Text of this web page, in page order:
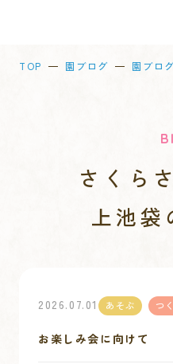
TOP 園ブログ 園ブロ
さくら
上池袋
2026.07.01 あそぶ つ
お楽しみ会に向けて